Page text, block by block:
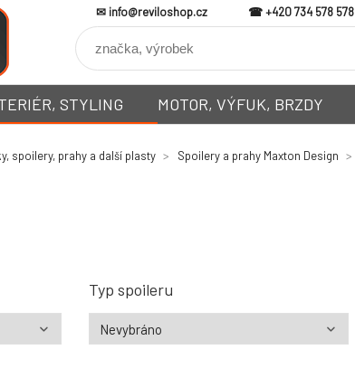
info@reviloshop.cz +420 734 578 578
STYLING MOTOR, VÝFUK, BRZDY
spoilery, prahy a další plasty Spoilery a prahy Maxton Design
Typ spoileru